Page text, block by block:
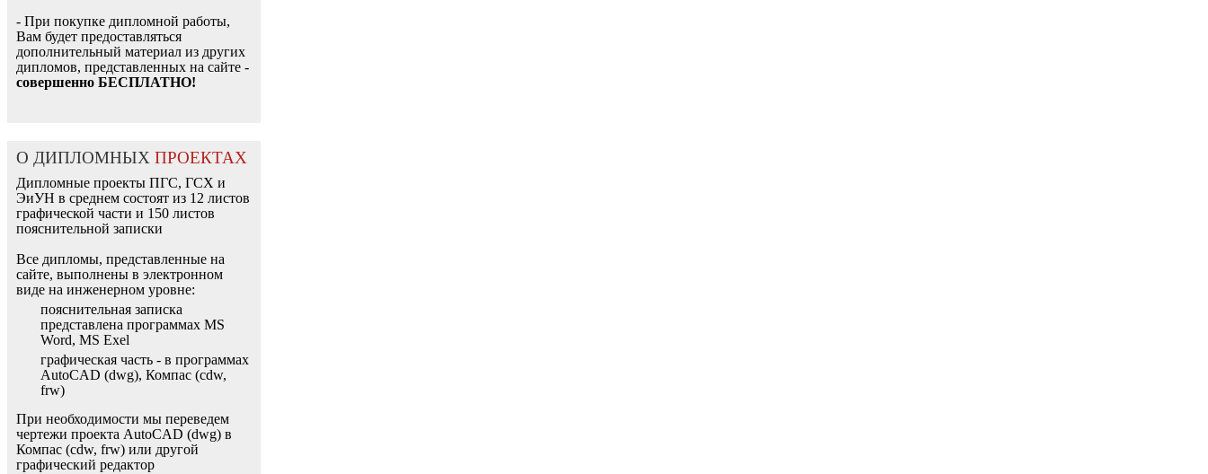
- При покупке дипломной работы,
Вам будет предоставляться
дополнительный материал из других
дипломов, представленных на сайте -
совершенно БЕСПЛАТНО!
О ДИПЛОМНЫХ ПРОЕКТАХ
Дипломные проекты ПГС, ГСХ и
ЭиУН в среднем состоят из 12 листов
графической части и 150 листов
пояснительной записки
Все дипломы, представленные на
сайте, выполнены в электронном
виде на инженерном уровне:
пояснительная записка
представлена программах MS
Word, MS Exel
графическая часть - в программах
AutoCAD (dwg), Компас (cdw,
frw)
При необходимости мы переведем
чертежи проекта AutoCAD (dwg) в
Компас (cdw, frw) или другой
графический редактор